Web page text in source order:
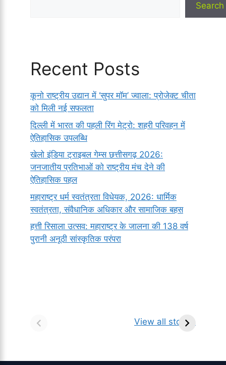
Search
Recent Posts
कूनो राष्ट्रीय उद्यान में ‘सुपर मॉम’ ज्वाला: प्रोजेक्ट चीता
को मिली नई सफलता
दिल्ली में भारत की पहली रिंग मेट्रो: शहरी परिवहन में
ऐतिहासिक उपलब्धि
खेलो इंडिया ट्राइबल गेम्स छत्तीसगढ़ 2026:
जनजातीय प्रतिभाओं को राष्ट्रीय मंच देने की
ऐतिहासिक पहल
महाराष्ट्र धर्म स्वतंत्रता विधेयक, 2026: धार्मिक
स्वतंत्रता, संवैधानिक अधिकार और सामाजिक बहस
हत्ती रिसाला उत्सव: महाराष्ट्र के जालना की 138 वर्ष
पुरानी अनूठी सांस्कृतिक परंपरा
View all stories
किसे कहते है?
ज्योतिर्लिंग | नाम,